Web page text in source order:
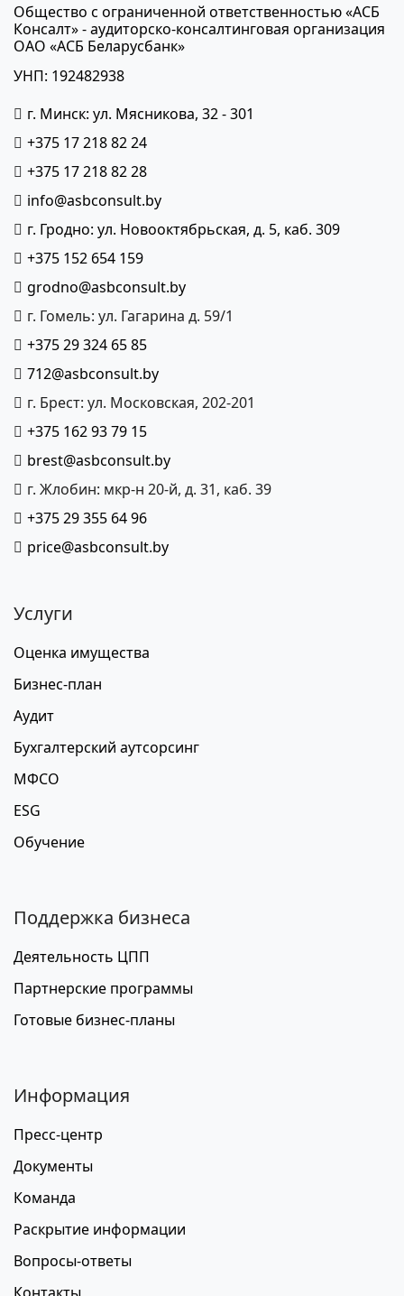
Общество с ограниченной ответственностью «АСБ
Консалт» - аудиторско-консалтинговая организация
ОАО «АСБ Беларусбанк»
УНП: 192482938
г. Минск: ул. Мясникова, 32 - 301
+375 17 218 82 24
+375 17 218 82 28
info@asbconsult.by
г. Гродно: ул. Новооктябрьская, д. 5, каб. 309
+375 152 654 159
grodno@asbconsult.by
г. Гомель: ул. Гагарина д. 59/1
+375 29 324 65 85
712@asbconsult.by
г. Брест: ул. Московская, 202-201
+375 162 93 79 15
brest@asbconsult.by
г. Жлобин: мкр-н 20-й, д. 31, каб. 39
+375 29 355 64 96
price@asbconsult.by
Услуги
Оценка имущества
Бизнес-план
Аудит
Бухгалтерский аутсорсинг
МФСО
ESG
Обучение
Поддержка бизнеса
Деятельность ЦПП
Партнерские программы
Готовые бизнес-планы
Информация
Пресс-центр
Документы
Команда
Раскрытие информации
Вопросы-ответы